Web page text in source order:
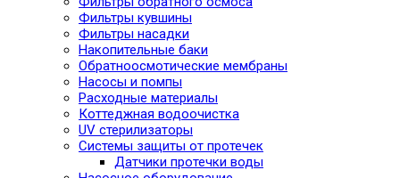
Фильтры кувшины
Фильтры насадки
Накопительные баки
Обратноосмотические мембраны
Насосы и помпы
Расходные материалы
Коттеджная водоочистка
UV стерилизаторы
Системы защиты от протечек
Датчики протечки воды